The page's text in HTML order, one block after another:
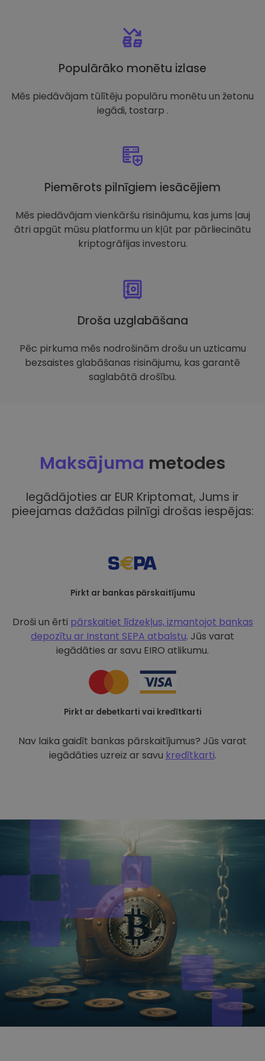
Populārāko monētu izlase
Mēs piedāvājam tūlītēju populāru monētu un žetonu
iegādi, tostarp .
Piemērots pilnīgiem iesācējiem
Mēs piedāvājam vienkāršu risinājumu, kas jums ļauj
ātri apgūt mūsu platformu un kļūt par pārliecinātu
kriptogrāfijas investoru.
Droša uzglabāšana
Pēc pirkuma mēs nodrošinām drošu un uzticamu
bezsaistes glabāšanas risinājumu, kas garantē
saglabātā drošību.
Maksājuma metodes
Iegādājoties ar EUR Kriptomat, Jums ir
pieejamas dažādas pilnīgi drošas iespējas:
Pirkt ar bankas pārskaitījumu
Droši un ērti pārskaitiet līdzekļus, izmantojot bankas
depozītu ar Instant SEPA atbalstu. Jūs varat
iegādāties ar savu EIRO atlikumu.
Pirkt ar debetkarti vai kredītkarti
Nav laika gaidīt bankas pārskaitījumus? Jūs varat
iegādāties uzreiz ar savu kredītkarti.